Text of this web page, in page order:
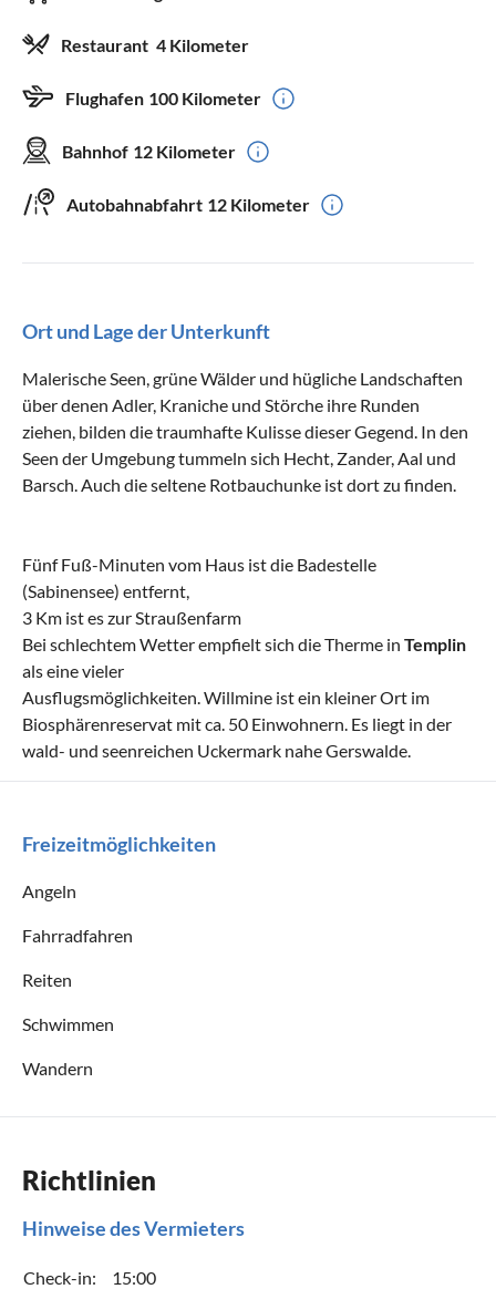
Restaurant 4 Kilometer
Flughafen 100 Kilometer
Bahnhof 12 Kilometer
Autobahnabfahrt 12 Kilometer
Ort und Lage der Unterkunft
Malerische Seen, grüne Wälder und hügliche Landschaften
über denen Adler, Kraniche und Störche ihre Runden
ziehen, bilden die traumhafte Kulisse dieser Gegend. In den
Seen der Umgebung tummeln sich Hecht, Zander, Aal und
Barsch. Auch die seltene Rotbauchunke ist dort zu finden.
Fünf Fuß-Minuten vom Haus ist die Badestelle
(Sabinensee) entfernt,
3 Km ist es zur Straußenfarm
Bei schlechtem Wetter empfielt sich die Therme in Templin
als eine vieler
Ausflugsmöglichkeiten. Willmine ist ein kleiner Ort im
Biosphärenreservat mit ca. 50 Einwohnern. Es liegt in der
wald- und seenreichen Uckermark nahe Gerswalde.
Freizeitmöglichkeiten
Angeln
Fahrradfahren
Reiten
Schwimmen
Wandern
Richtlinien
Hinweise des Vermieters
Check-in:
15:00